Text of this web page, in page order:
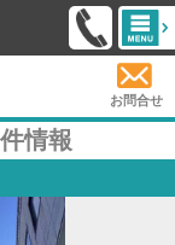
お問合せ
情報